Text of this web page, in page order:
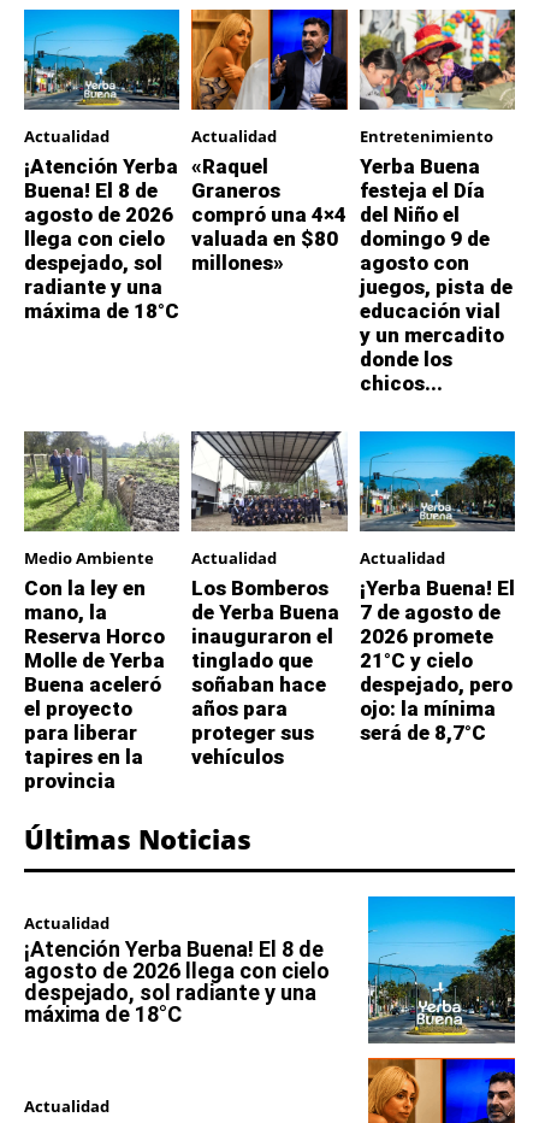
Actualidad
¡Atención Yerba
Buena! El 8 de
agosto de 2026
llega con cielo
despejado, sol
radiante y una
máxima de 18°C
Actualidad
«Raquel
Graneros
compró una 4×4
valuada en $80
millones»
Entretenimiento
Yerba Buena
festeja el Día
del Niño el
domingo 9 de
agosto con
juegos, pista de
educación vial
y un mercadito
donde los
chicos...
Medio Ambiente
Con la ley en
mano, la
Reserva Horco
Molle de Yerba
Buena aceleró
el proyecto
para liberar
tapires en la
provincia
Actualidad
Los Bomberos
de Yerba Buena
inauguraron el
tinglado que
soñaban hace
años para
proteger sus
vehículos
Actualidad
¡Yerba Buena! El
7 de agosto de
2026 promete
21°C y cielo
despejado, pero
ojo: la mínima
será de 8,7°C
Últimas Noticias
Actualidad
¡Atención Yerba Buena! El 8 de
agosto de 2026 llega con cielo
despejado, sol radiante y una
máxima de 18°C
Actualidad